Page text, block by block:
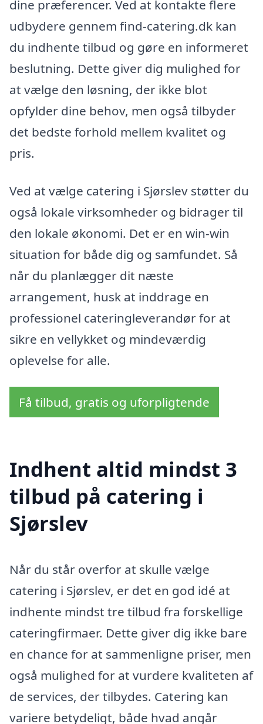
dine præferencer. Ved at kontakte flere
udbydere gennem find-catering.dk kan
du indhente tilbud og gøre en informeret
beslutning. Dette giver dig mulighed for
at vælge den løsning, der ikke blot
opfylder dine behov, men også tilbyder
det bedste forhold mellem kvalitet og
pris.
Ved at vælge catering i Sjørslev støtter du
også lokale virksomheder og bidrager til
den lokale økonomi. Det er en win-win
situation for både dig og samfundet. Så
når du planlægger dit næste
arrangement, husk at inddrage en
professionel cateringleverandør for at
sikre en vellykket og mindeværdig
oplevelse for alle.
Få tilbud, gratis og uforpligtende
Indhent altid mindst 3
tilbud på catering i
Sjørslev
Når du står overfor at skulle vælge
catering i Sjørslev, er det en god idé at
indhente mindst tre tilbud fra forskellige
cateringfirmaer. Dette giver dig ikke bare
en chance for at sammenligne priser, men
også mulighed for at vurdere kvaliteten af
de services, der tilbydes. Catering kan
variere betydeligt, både hvad angår